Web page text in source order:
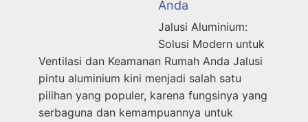
Anda
Jalusi Aluminium:
Solusi Modern untuk
Ventilasi dan Keamanan Rumah Anda Jalusi
pintu aluminium kini menjadi salah satu
pilihan yang populer, karena fungsinya yang
serbaguna dan kemampuannya untuk